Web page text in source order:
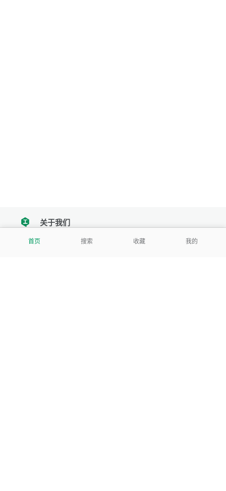
首页 搜索 收藏 我的
tencent关于我们
我们努力把每一个工具做成批量处理的产品